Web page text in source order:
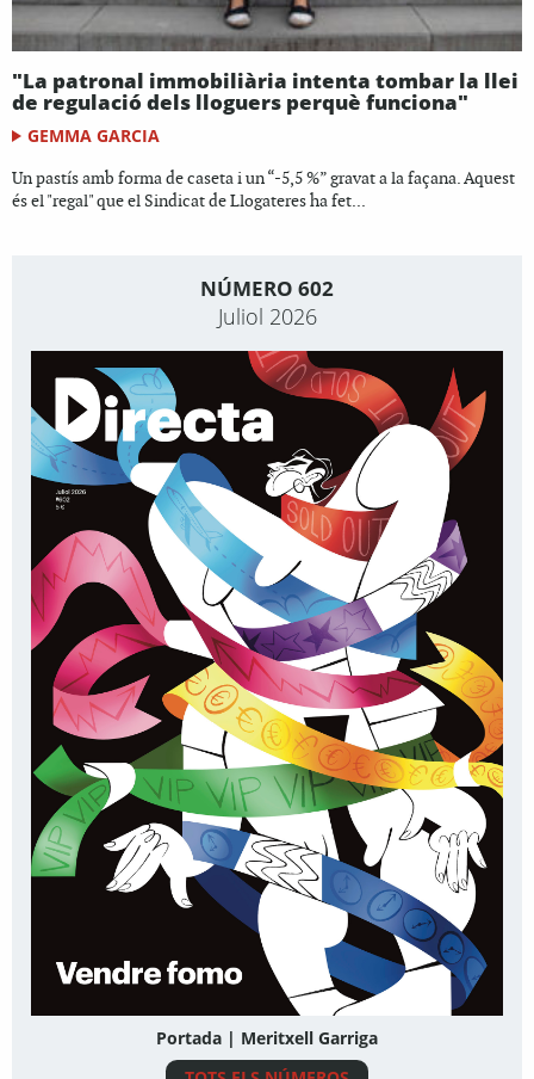
"La patronal immobiliària intenta tombar la llei
de regulació dels lloguers perquè funciona"
GEMMA GARCIA
Un pastís amb forma de caseta i un “-5,5 %” gravat a la façana. Aquest
és el "regal" que el Sindicat de Llogateres ha fet...
NÚMERO 602
Juliol 2026
Portada | Meritxell Garriga